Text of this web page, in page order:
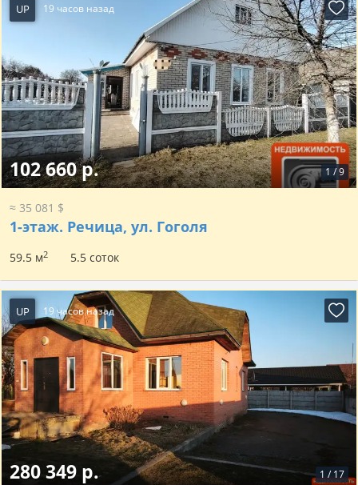
UP 19 часов назад
1 /9
102 660 р.
≈ 35 081 $
1-этаж. Речица, ул. Гоголя
59.5 м2 5.5 соток
UP 19 часов назад
1 / 17
280 349 р.